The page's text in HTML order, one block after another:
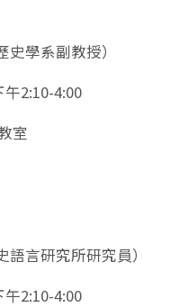
學系副教授）
2:10-4:00
室
言研究所研究員）
2:10-4:00